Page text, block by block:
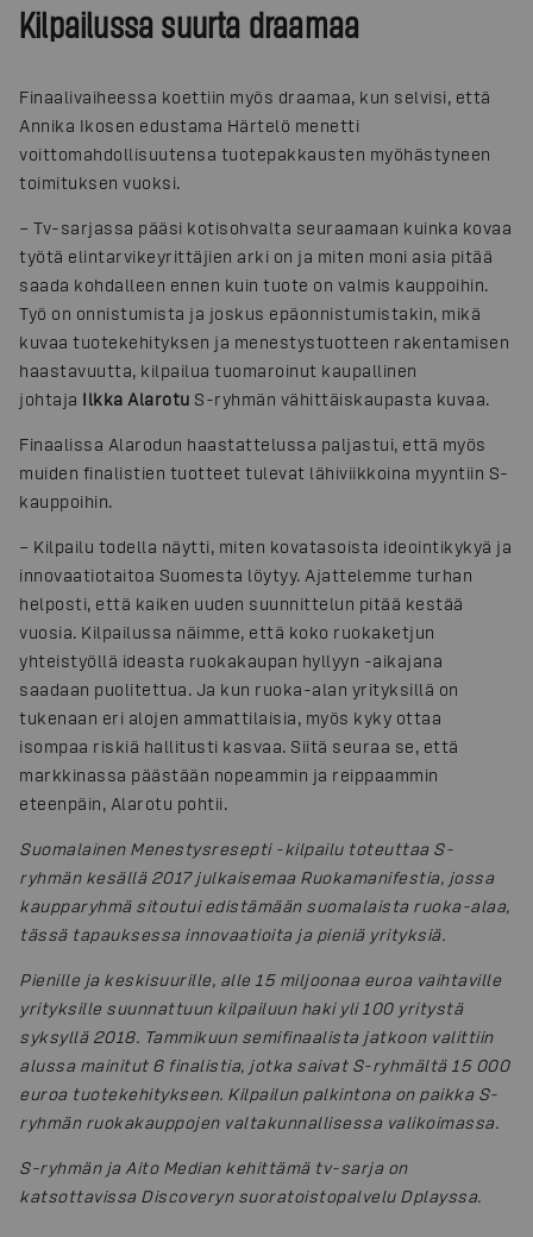
Kilpailussa suurta draamaa
Finaalivaiheessa koettiin myös draamaa, kun selvisi, että
Annika Ikosen edustama Härtelö menetti
voittomahdollisuutensa tuotepakkausten myöhästyneen
toimituksen vuoksi.
– Tv-sarjassa pääsi kotisohvalta seuraamaan kuinka kovaa
työtä elintarvikeyrittäjien arki on ja miten moni asia pitää
saada kohdalleen ennen kuin tuote on valmis kauppoihin.
Työ on onnistumista ja joskus epäonnistumistakin, mikä
kuvaa tuotekehityksen ja menestystuotteen rakentamisen
haastavuutta, kilpailua tuomaroinut kaupallinen
johtaja Ilkka Alarotu S-ryhmän vähittäiskaupasta kuvaa.
Finaalissa Alarodun haastattelussa paljastui, että myös
muiden finalistien tuotteet tulevat lähiviikkoina myyntiin S-
kauppoihin.
– Kilpailu todella näytti, miten kovatasoista ideointikykyä ja
innovaatiotaitoa Suomesta löytyy. Ajattelemme turhan
helposti, että kaiken uuden suunnittelun pitää kestää
vuosia. Kilpailussa näimme, että koko ruokaketjun
yhteistyöllä ideasta ruokakaupan hyllyyn -aikajana
saadaan puolitettua. Ja kun ruoka-alan yrityksillä on
tukenaan eri alojen ammattilaisia, myös kyky ottaa
isompaa riskiä hallitusti kasvaa. Siitä seuraa se, että
markkinassa päästään nopeammin ja reippaammin
eteenpäin, Alarotu pohtii.
Suomalainen Menestysresepti -kilpailu toteuttaa S-
ryhmän kesällä 2017 julkaisemaa Ruokamanifestia, jossa
kaupparyhmä sitoutui edistämään suomalaista ruoka-alaa,
tässä tapauksessa innovaatioita ja pieniä yrityksiä.
Pienille ja keskisuurille, alle 15 miljoonaa euroa vaihtaville
yrityksille suunnattuun kilpailuun haki yli 100 yritystä
syksyllä 2018. Tammikuun semifinaalista jatkoon valittiin
alussa mainitut 6 finalistia, jotka saivat S-ryhmältä 15 000
euroa tuotekehitykseen. Kilpailun palkintona on paikka S-
ryhmän ruokakauppojen valtakunnallisessa valikoimassa.
S-ryhmän ja Aito Median kehittämä tv-sarja on
katsottavissa Discoveryn suoratoistopalvelu Dplayssa.